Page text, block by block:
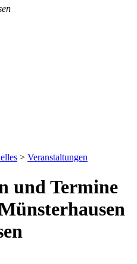
> Veranstaltungen
und Termine